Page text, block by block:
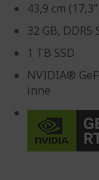
43,9 cm
32 GB, DDR5
1 TB SSD
NVIDIA®
inne